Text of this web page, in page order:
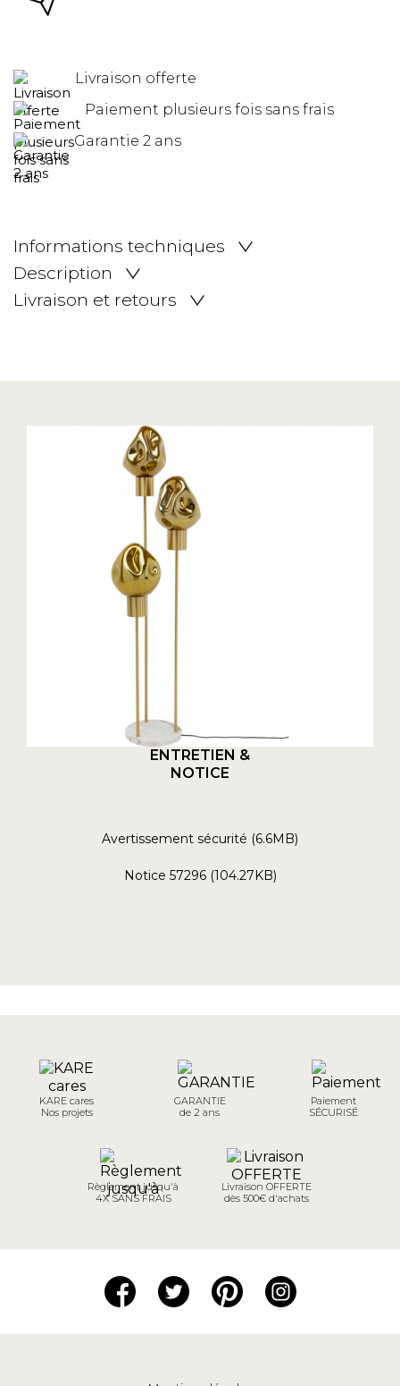
Livraison offerte
Paiement plusieurs fois sans frais
Garantie 2 ans
Informations techniques
Description
Livraison et retours
ENTRETIEN &
NOTICE
Avertissement sécurité (6.6MB)
Notice 57296 (104.27KB)
KARE cares
Nos projets
GARANTIE
de 2 ans
Paiement
SÉCURISÉ
Règlement jusqu'à
4X SANS FRAIS
Livraison OFFERTE
dès 500€ d'achats